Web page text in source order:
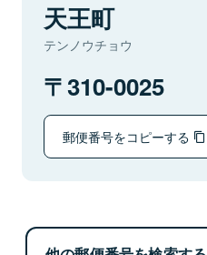
天王町
テンノウチョウ
310-0025
郵便番号をコピーする